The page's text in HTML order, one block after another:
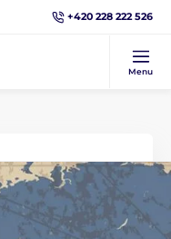
+420 228 222 526
Menu